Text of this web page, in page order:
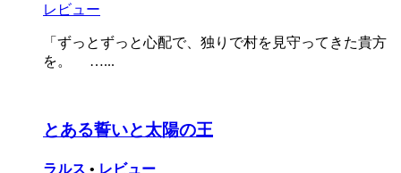
レビュー
「ずっとずっと心配で、独りで村を見守ってきた貴方
を。 …...
とある誓いと太陽の王
ラルス • レビュー